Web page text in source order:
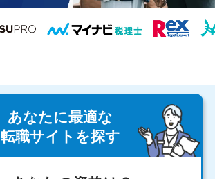
あなたに最適な
転職サイトを探す